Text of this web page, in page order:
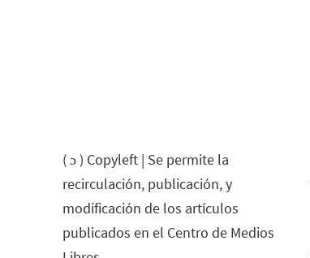
( ɔ ) Copyleft | Se permite la
recirculación, publicación, y
modificación de los artículos
publicados en el Centro de Medios